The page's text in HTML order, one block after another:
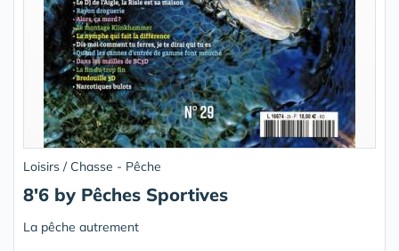
Loisirs / Chasse - Pêche
8'6 by Pêches Sportives
La pêche autrement